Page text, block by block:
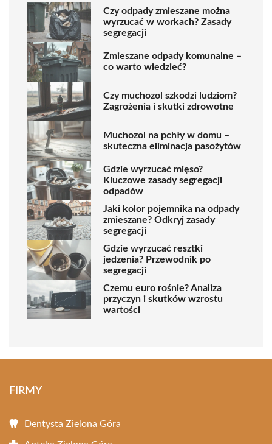
Czy odpady zmieszane można
wyrzucać w workach? Zasady
segregacji
Zmieszane odpady komunalne –
co warto wiedzieć?
Czy muchozol szkodzi ludziom?
Zagrożenia i skutki zdrowotne
Muchozol na pchły w domu –
skuteczna eliminacja pasożytów
Gdzie wyrzucać mięso?
Kluczowe zasady segregacji
odpadów
Jaki kolor pojemnika na odpady
zmieszane? Odkryj zasady
segregacji
Gdzie wyrzucać resztki
jedzenia? Przewodnik po
segregacji
Czemu euro rośnie? Analiza
przyczyn i skutków wzrostu
wartości
FIRMY
Dentysta Zielona Góra